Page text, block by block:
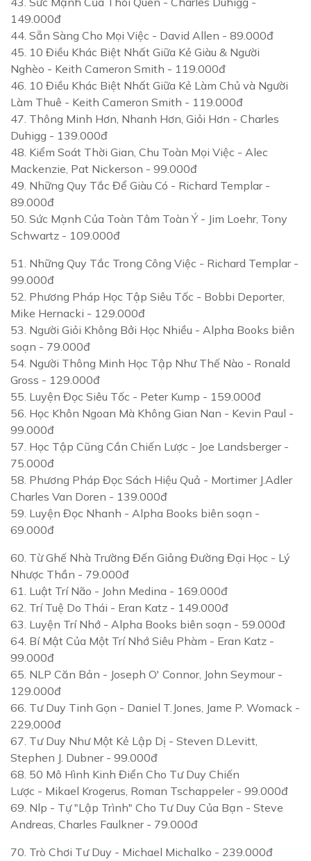
149.000đ
44. Sẵn Sàng Cho Mọi Việc - David Allen - 89.000đ
45. 10 Điều Khác Biệt Nhất Giữa Kẻ Giàu & Người
Nghèo - Keith Cameron Smith - 119.000đ
46. 10 Điều Khác Biệt Nhất Giữa Kẻ Làm Chủ và Người
Làm Thuê - Keith Cameron Smith - 119.000đ
47. Thông Minh Hơn, Nhanh Hơn, Giỏi Hơn - Charles
Duhigg - 139.000đ
48. Kiểm Soát Thời Gian, Chu Toàn Mọi Việc - Alec
Mackenzie, Pat Nickerson - 99.000đ
49. Những Quy Tắc Để Giàu Có - Richard Templar -
89.000đ
50. Sức Mạnh Của Toàn Tâm Toàn Ý - Jim Loehr, Tony
Schwartz - 109.000đ
51. Những Quy Tắc Trong Công Việc - Richard Templar -
99.000đ
52. Phương Pháp Học Tập Siêu Tốc - Bobbi Deporter,
Mike Hernacki - 129.000đ
53. Người Giỏi Không Bởi Học Nhiều - Alpha Books biên
soạn - 79.000đ
54. Người Thông Minh Học Tập Như Thế Nào - Ronald
Gross - 129.000đ
55. Luyện Đọc Siêu Tốc - Peter Kump - 159.000đ
56. Học Khôn Ngoan Mà Không Gian Nan - Kevin Paul -
99.000đ
57. Học Tập Cũng Cần Chiến Lược - Joe Landsberger -
75.000đ
58. Phương Pháp Đọc Sách Hiệu Quả - Mortimer J.Adler
Charles Van Doren - 139.000đ
59. Luyện Đọc Nhanh - Alpha Books biên soạn -
69.000đ
60. Từ Ghế Nhà Trường Đến Giảng Đường Đại Học - Lý
Nhược Thần - 79.000đ
61. Luật Trí Não - John Medina - 169.000đ
62. Trí Tuệ Do Thái - Eran Katz - 149.000đ
63. Luyện Trí Nhớ - Alpha Books biên soạn - 59.000đ
64. Bí Mật Của Một Trí Nhớ Siêu Phàm - Eran Katz -
99.000đ
65. NLP Căn Bản - Joseph O' Connor, John Seymour -
129.000đ
66. Tư Duy Tinh Gọn - Daniel T.Jones, Jame P. Womack -
229,000đ
67. Tư Duy Như Một Kẻ Lập Dị - Steven D.Levitt,
Stephen J. Dubner - 99.000đ
68. 50 Mô Hình Kinh Điển Cho Tư Duy Chiến
Lược - Mikael Krogerus, Roman Tschappeler - 99.000đ
69. Nlp - Tự "Lập Trình" Cho Tư Duy Của Bạn - Steve
Andreas, Charles Faulkner - 79.000đ
70. Trò Chơi Tư Duy - Michael Michalko - 239.000đ